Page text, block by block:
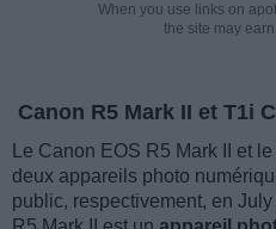
When you use links on
the site may
Canon R5 Mark II et T1i
Le Canon EOS R5 Mark II et
deux appareils photo
public, respectivement, en